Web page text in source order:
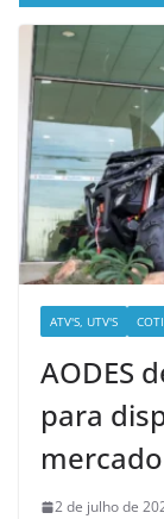
ATV'S, UTV'S
AODES
para
2 de julho de